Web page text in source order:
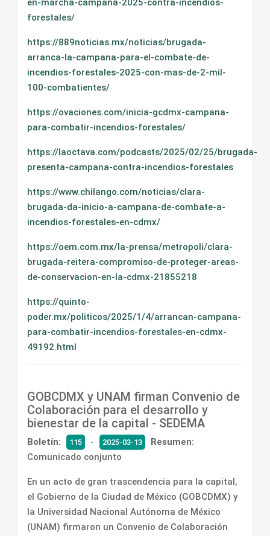
en-marcha-campana-2025-contra-incendios-
forestales/
https://889noticias.mx/noticias/brugada-
arranca-la-campana-para-el-combate-de-
incendios-forestales-2025-con-mas-de-2-mil-
100-combatientes/
https://ovaciones.com/inicia-gcdmx-campana-
para-combatir-incendios-forestales/
https://laoctava.com/podcasts/2025/02/25/brugada-
presenta-campana-contra-incendios-forestales
https://www.chilango.com/noticias/clara-
brugada-da-inicio-a-campana-de-combate-a-
incendios-forestales-en-cdmx/
https://oem.com.mx/la-prensa/metropoli/clara-
brugada-reitera-compromiso-de-proteger-areas-
de-conservacion-en-la-cdmx-21855218
https://quinto-
poder.mx/politicos/2025/1/4/arrancan-campana-
para-combatir-incendios-forestales-en-cdmx-
49192.html
GOBCDMX y UNAM firman Convenio de
Colaboración para el desarrollo y
bienestar de la capital - SEDEMA
Boletín: 115 - 2025-03-13
Resumen:
Comunicado conjunto
En un acto de gran trascendencia para la capital,
el Gobierno de la Ciudad de México (GOBCDMX) y
la Universidad Nacional Autónoma de México
(UNAM) firmaron un Convenio de Colaboración